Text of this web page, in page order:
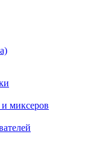
и миксеров